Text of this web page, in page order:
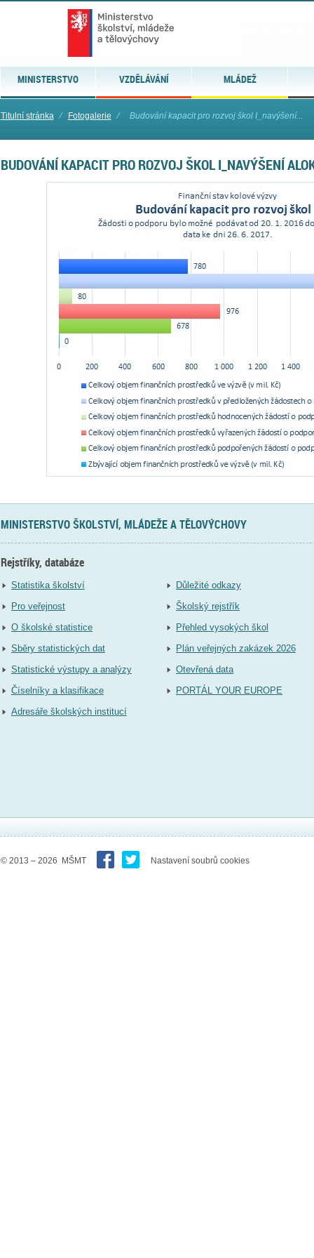
MINISTERSTVO VZDĚLÁVÁNÍ MLÁDEŽ
Titulní stránka ⁄ Fotogalerie ⁄ Budování kapacit pro rozvoj škol I_navýšení...
BUDOVÁNÍ KAPACIT PRO ROZVOJ ŠKOL I_NAVÝŠENÍ
MINISTERSTVO ŠKOLSTVÍ, MLÁDEŽE A TĚLOVÝCHOVY
Rejstříky, databáze
Statistika školství
Pro veřejnost
O školské statistice
Sběry statistických dat
Statistické výstupy a analýzy
Číselníky a klasifikace
Adresáře školských institucí
Důležité odkazy
Školský rejstřík
Přehled vysokých škol
Plán veřejných zakázek 2026
Otevřená data
PORTÁL YOUR EUROPE
© 2013 – 2026 MŠMT Nastavení soubrů cookies